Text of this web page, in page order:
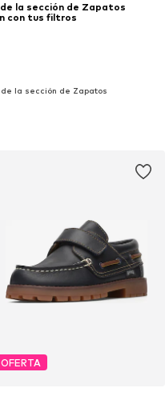
la sección de Zapatos
con tus filtros
la sección de Zapatos
OFERTA